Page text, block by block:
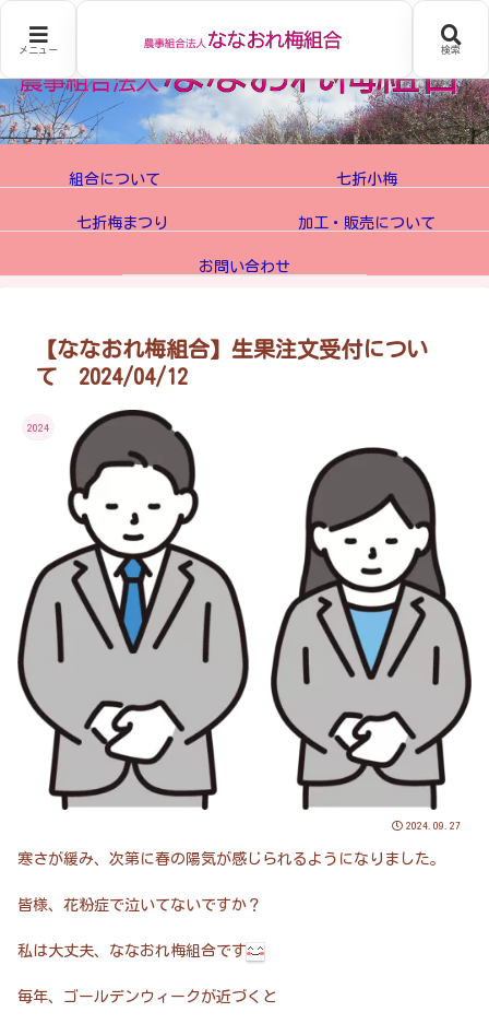
組合について 七折小梅
七折梅まつり 加工・販売について
お問い合わせ
【ななおれ梅組合】生果注文受付につい
て 2024/04/12
2024
2024.09.27
寒さが緩み、次第に春の陽気が感じられるようになりました。
皆様、花粉症で泣いてないですか？
私は大丈夫、ななおれ梅組合です
毎年、ゴールデンウィークが近づくと
メニュー 検索